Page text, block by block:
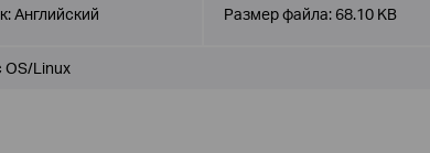
Английский Размер файла: 68.10 KB
OS/Linux